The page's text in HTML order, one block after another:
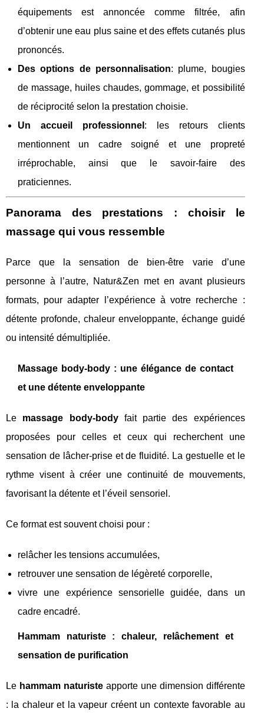
équipements est annoncée comme filtrée, afin
d’obtenir une eau plus saine et des effets cutanés plus
prononcés.
Des options de personnalisation: plume, bougies
de massage, huiles chaudes, gommage, et possibilité
de réciprocité selon la prestation choisie.
Un accueil professionnel : les retours clients
mentionnent un cadre soigné et une propreté
irréprochable, ainsi que le savoir‑faire des
praticiennes.
Panorama des prestations : choisir le
massage qui vous ressemble
Parce que la sensation de bien‑être varie d’une
personne à l’autre, Natur&Zen met en avant plusieurs
formats, pour adapter l’expérience à votre recherche :
détente profonde, chaleur enveloppante, échange guidé
ou intensité démultipliée.
Massage body‑body : une élégance de contact
et une détente enveloppante
Le massage body‑bodyfait partie des expériences
proposées pour celles et ceux qui recherchent une
sensation de lâcher‑prise et de fluidité. La gestuelle et le
rythme visent à créer une continuité de mouvements,
favorisant la détente et l’éveil sensoriel.
Ce format est souvent choisi pour :
relâcher les tensions accumulées,
retrouver une sensation de légèreté corporelle,
vivre une expérience sensorielle guidée, dans un
cadre encadré.
Hammam naturiste : chaleur, relâchement et
sensation de purification
Le hammam naturisteapporte une dimension différente
: la chaleur et la vapeur créent un contexte favorable au